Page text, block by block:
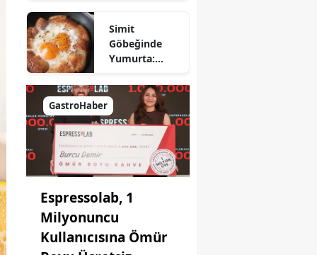
Simit
Göbeğinde
Yumurta:
Farklı Bir
Kahvaltı
Seçeneği
GastroHaber
Espressolab, 1
Milyonuncu
Kullanıcısına Ömür